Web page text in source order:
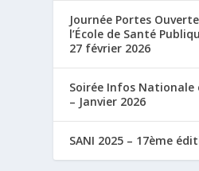
Journée Portes
l’École de Santé
27 février 2026
Soirée Infos Nationale
– Janvier 2026
SANI 2025 – 17ème